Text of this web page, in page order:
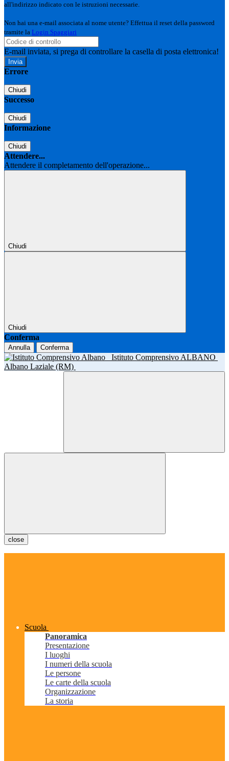
all'indirizzo indicato con le istruzioni necessarie.
Non hai una e-mail associata al nome utente? Effettua il reset della password
tramite la Login Spaggiari
E-mail inviata, si prega di controllare la casella di posta elettronica!
Errore
Chiudi
Successo
Chiudi
Informazione
Chiudi
Attendere...
Attendere il completamento dell'operazione...
Chiudi
Chiudi
Conferma
Annulla Conferma
Istituto Comprensivo ALBANO
Albano Laziale (RM)
close
Scuola
Panoramica
Presentazione
I luoghi
I numeri della scuola
Le persone
Le carte della scuola
Organizzazione
La storia